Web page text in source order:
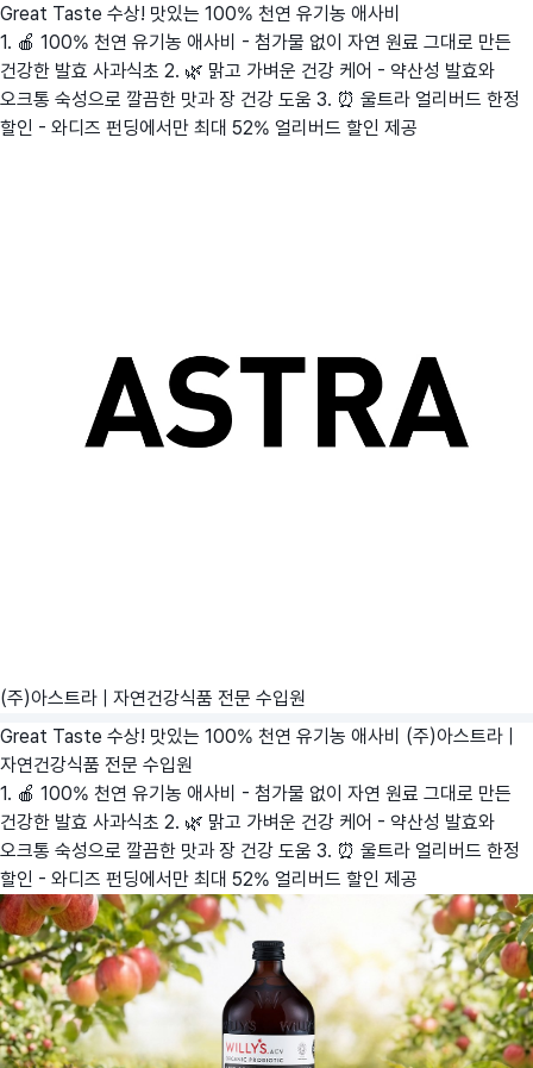
Great Taste 수상! 맛있는 100% 천연 유기농 애사비
1. 🍎 100% 천연 유기농 애사비 - 첨가물 없이 자연 원료 그대로 만든
건강한 발효 사과식초 2. 🌿 맑고 가벼운 건강 케어 - 약산성 발효와
오크통 숙성으로 깔끔한 맛과 장 건강 도움 3. ⏰ 울트라 얼리버드 한정
할인 - 와디즈 펀딩에서만 최대 52% 얼리버드 할인 제공
(주)아스트라 | 자연건강식품 전문 수입원
Great Taste 수상! 맛있는 100% 천연 유기농 애사비 (주)아스트라 |
자연건강식품 전문 수입원
1. 🍎 100% 천연 유기농 애사비 - 첨가물 없이 자연 원료 그대로 만든
건강한 발효 사과식초 2. 🌿 맑고 가벼운 건강 케어 - 약산성 발효와
오크통 숙성으로 깔끔한 맛과 장 건강 도움 3. ⏰ 울트라 얼리버드 한정
할인 - 와디즈 펀딩에서만 최대 52% 얼리버드 할인 제공